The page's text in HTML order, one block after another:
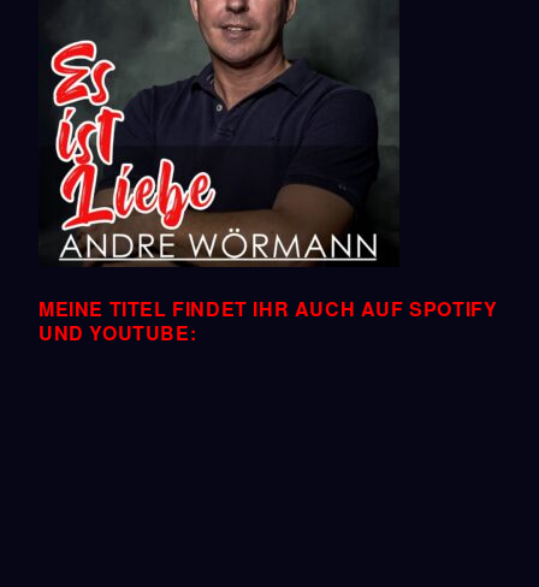
MEINE TITEL FINDET IHR AUCH AUF SPOTIFY
UND YOUTUBE: